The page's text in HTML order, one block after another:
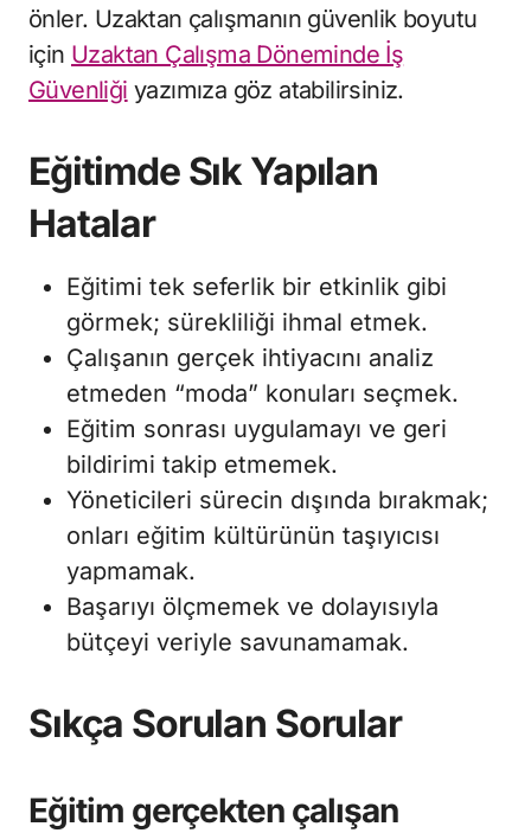
önler. Uzaktan çalışmanın güvenlik boyutu
için Uzaktan Çalışma Döneminde İş
Güvenliği yazımıza göz atabilirsiniz.
Eğitimde Sık Yapılan
Hatalar
Eğitimi tek seferlik bir etkinlik gibi
görmek; sürekliliği ihmal etmek.
Çalışanın gerçek ihtiyacını analiz
etmeden “moda” konuları seçmek.
Eğitim sonrası uygulamayı ve geri
bildirimi takip etmemek.
Yöneticileri sürecin dışında bırakmak;
onları eğitim kültürünün taşıyıcısı
yapmamak.
Başarıyı ölçmemek ve dolayısıyla
bütçeyi veriyle savunamamak.
Sıkça Sorulan Sorular
Eğitim gerçekten çalışan